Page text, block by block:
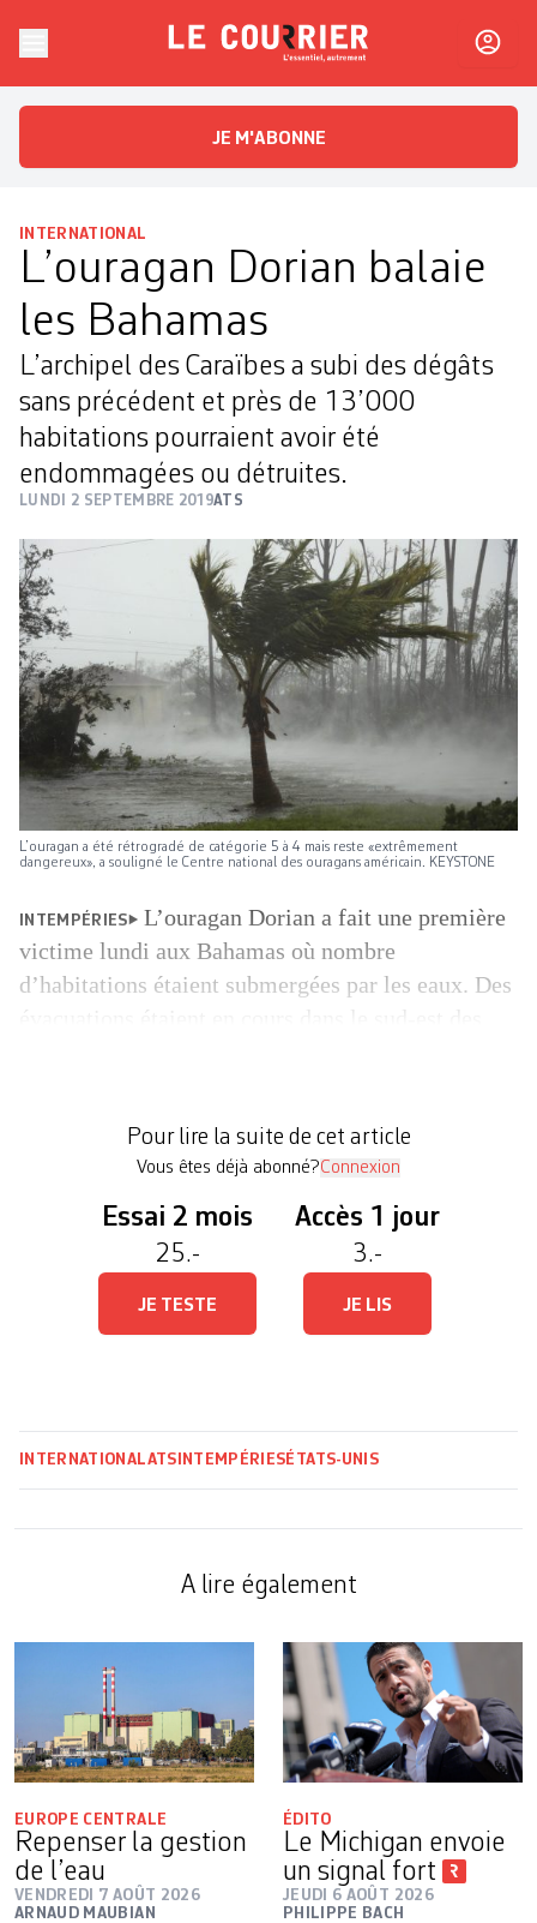
Le CourrierL'essentiel, autrement
JE M'ABONNE
INTERNATIONAL
L’ouragan Dorian balaie
les Bahamas
L’archipel des Caraïbes a subi des dégâts
sans précédent et près de 13’000
habitations pourraient avoir été
endommagées ou détruites.
LUNDI 2 SEPTEMBRE 2019ATS
L’ouragan a été rétrogradé de catégorie 5 à 4 mais reste «extrêmement
dangereux», a souligné le Centre national des ouragans américain. KEYSTONE
INTEMPÉRIES
L’ouragan Dorian a fait une première
victime lundi aux Bahamas où nombre
d’habitations étaient submergées par les eaux. Des
national des ouragans américain (NHC). Il se […]
Pour lire la suite de cet article
Vous êtes déjà abonné?Connexion
Essai 2 mois
25.-
JE TESTE
Accès 1 jour
3.-
JE LIS
INTERNATIONALATS INTEMPÉRIES ÉTATS-UNIS
A lire également
EUROPE CENTRALE
Repenser la gestion
de l’eau
VENDREDI 7 AOÛT 2026
ARNAUD MAUBIAN
ÉDITO
Le Michigan envoie
un signal fort
JEUDI 6 AOÛT 2026
PHILIPPE BACH